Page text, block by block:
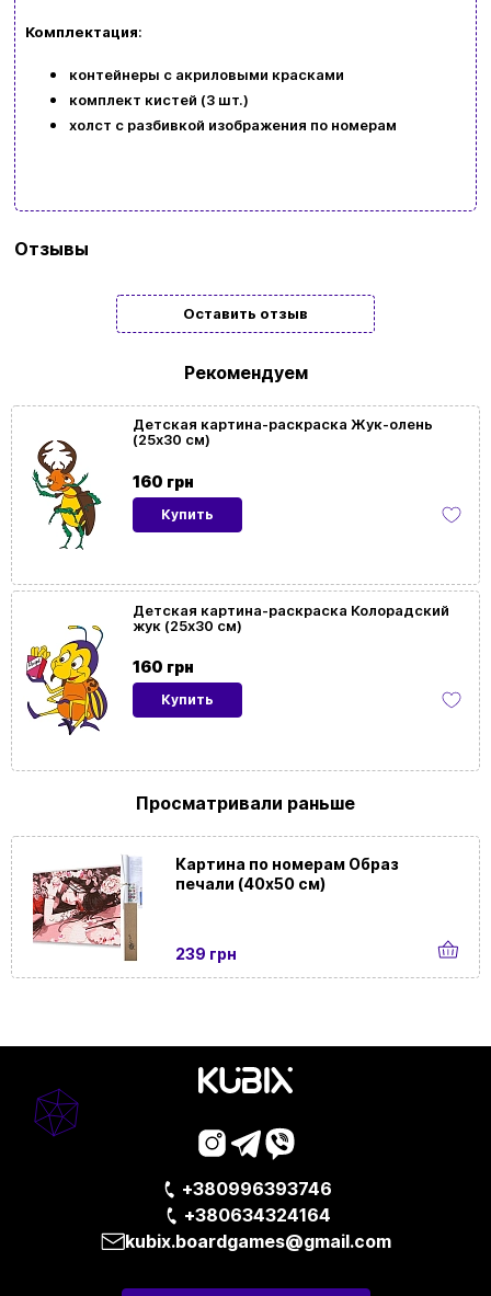
Комплектация:
контейнеры с акриловыми красками
комплект кистей (3 шт.)
холст с разбивкой изображения по номерам
Размер
картины
25x30
Ориентация
картины
Вертикальная
Отзывы
Оставить отзыв
Рекомендуем
160 грн
Детская картина-раскраска Жук-олень
(25х30 см)
Купить
160 грн
Детская картина-раскраска Колорадский
жук (25х30 см)
Купить
Просматривали раньше
Картина по номерам Образ
печали (40х50 см)
239 грн
+380996393746
+380634324164
kubix.boardgames@gmail.com
Заказать звонок